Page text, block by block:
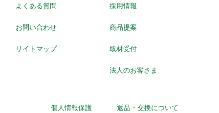
よくある質問
お問い合わせ
サイトマップ
採用情報
商品提案
取材受付
法人のお客さま
個人情報保護 返品・交換について